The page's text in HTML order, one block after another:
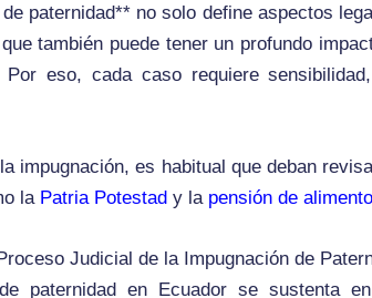
paternidad** no solo define aspectos
también puede tener un profundo
Por eso, cada caso requiere
impugnación, es habitual que deban
la Patria Potestady la pensión de
Judicial de la Impugnación de
paternidad en Ecuador se sustenta